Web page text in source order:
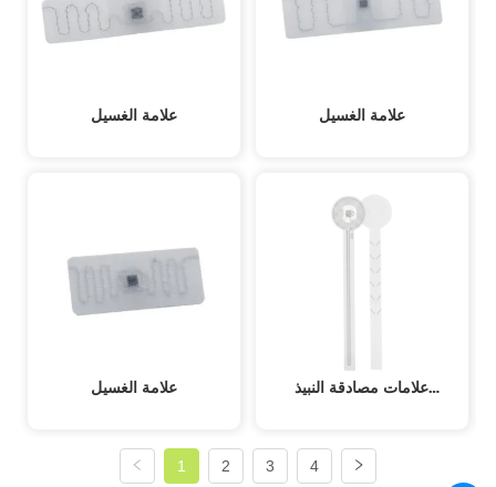
علامة الغسيل علامة الغسيل
علامة الغسيل
علامات مصادقة النبيذ
1 2 3 4